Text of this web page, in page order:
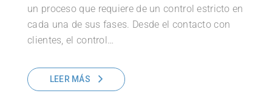
un proceso que requiere de un control estricto en
cada una de sus fases. Desde el contacto con
clientes, el control…
LEER MÁS